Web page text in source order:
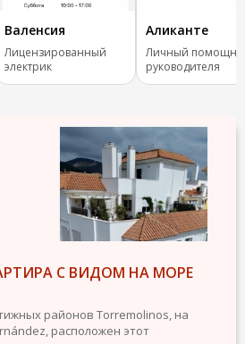
Валенсия
Лицензированный
электрик
Аликанте
Личный
руководителя
С ВИДОМ НА МОРЕ
районов Torremolinos, на
расположен этот